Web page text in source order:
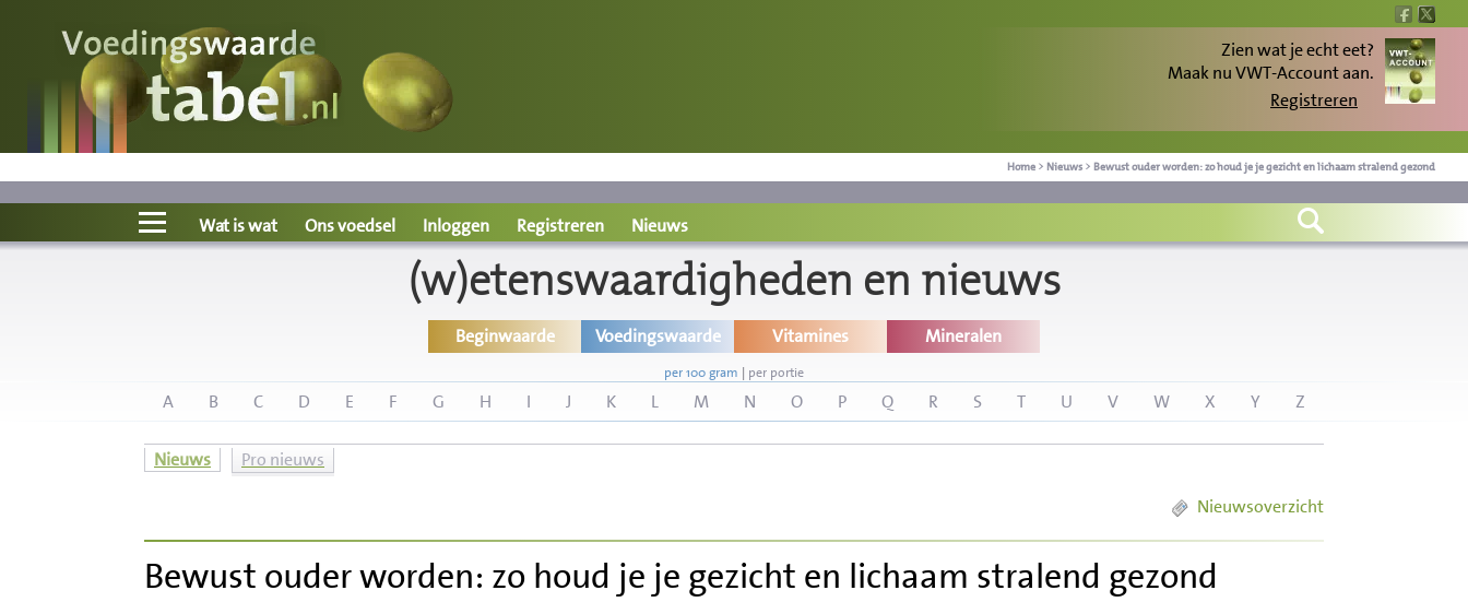
Zien wat je echt eet?
Maak nu VWT-Account aan.
Registreren
Home > Nieuws > Bewust ouder worden: zo houd je je gezicht en lichaam stralend gezond
Voedingswaarde
Wat is wat?
Ons voedsel
Registreren
Wat is wat Ons voedsel Inloggen Registreren Nieuws
(w)etenswaardigheden en nieuws
Beginwaarde Voedingswaarde Vitamines Mineralen
per 100 gram | per portie
A B C D E F G H I J K L M N O P Q R S T U V W X Y Z
Nieuws Pro nieuws
Nieuwsoverzicht
Bewust ouder worden: zo houd je je gezicht en lichaam stralend gezond